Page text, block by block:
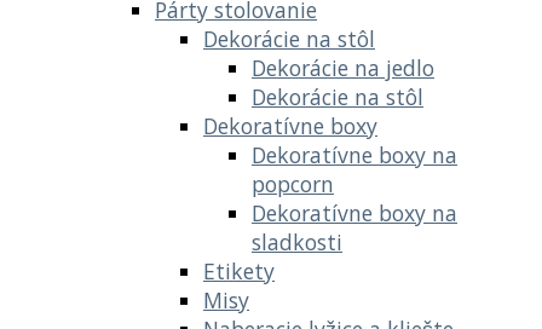
Párty stolovanie
Dekorácie na stôl
Dekorácie na jedlo
Dekorácie na stôl
Dekoratívne boxy
Dekoratívne boxy na
popcorn
Dekoratívne boxy na
sladkosti
Etikety
Misy